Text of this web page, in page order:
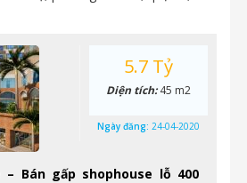
– Bán gấp shophouse lỗ 400
5.7 Tỷ
Diện tích:45 m2
Ngày đăng: 24-04-2020